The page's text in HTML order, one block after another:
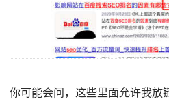
你可能会问，这些里面允许我放